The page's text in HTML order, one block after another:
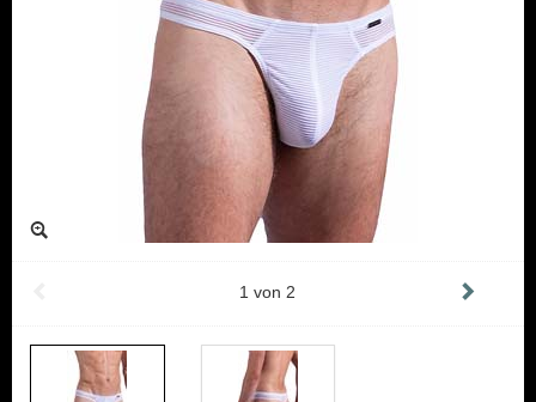
1 von 2